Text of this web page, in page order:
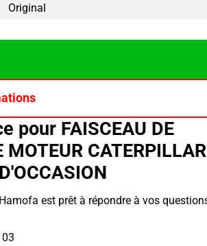
Original
pour FAISCEAU DE
MOTEUR CATERPILLAR
est prêt à répondre à vos